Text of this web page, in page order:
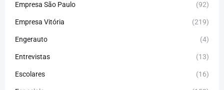
Empresa São Paulo (92)
Empresa Vitória (219)
Engerauto (4)
Entrevistas (13)
Escolares (16)